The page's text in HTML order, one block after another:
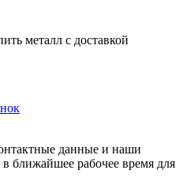
металл с доставкой
данные и наши
ближайшее рабочее время для